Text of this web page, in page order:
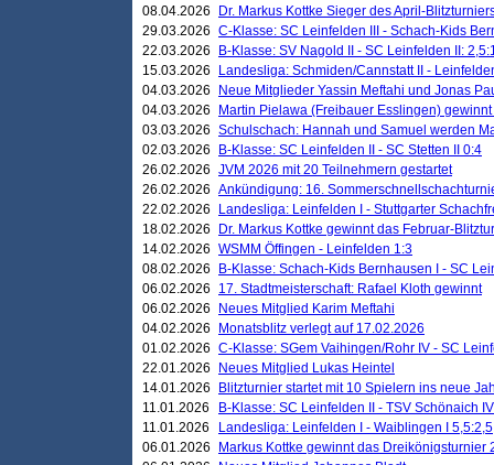
08.04.2026
Dr. Markus Kottke Sieger des April-
29.03.2026 C-Klasse: SC Leinfelden III - Schach-Kids
22.03.2026
B-Klasse: SV Nagold II - SC Leinfelden II:
15.03.2026
Landesliga: Schmiden/Cannstatt II -
04.03.2026
Neue Mitglieder Yassin Meftahi und Jonas
04.03.2026
Martin Pielawa (Freibauer Esslingen)
03.03.2026 Schulschach: Hannah und Samuel werden
02.03.2026
B-Klasse: SC Leinfelden II - SC Stetten II 0:4
26.02.2026 JVM 2026 mit 20 Teilnehmern gestartet
26.02.2026 Ankündigung: 16.
22.02.2026
Landesliga: Leinfelden I - Stuttgarter
18.02.2026
Dr. Markus Kottke gewinnt das Februar-
14.02.2026 WSMM Öffingen - Leinfelden 1:3
08.02.2026
B-Klasse: Schach-Kids Bernhausen I - SC
06.02.2026
17. Stadtmeisterschaft: Rafael Kloth gewinnt
06.02.2026
Neues Mitglied Karim Meftahi
04.02.2026
Monatsblitz verlegt auf 17.02.2026
01.02.2026 C-Klasse: SGem Vaihingen/Rohr IV - SC
22.01.2026
Neues Mitglied Lukas Heintel
14.01.2026
Blitzturnier startet mit 10 Spielern ins neue
11.01.2026
B-Klasse: SC Leinfelden II - TSV Schönaich
11.01.2026
Landesliga: Leinfelden I - Waiblingen I 5,5:2,5
06.01.2026
Markus Kottke gewinnt das Dreikönigsturnier